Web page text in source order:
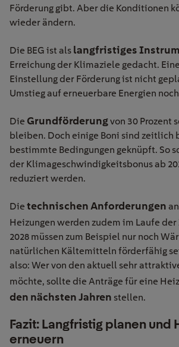
Förderung gibt. Aber die Konditionen
wieder ändern.
Die BEG ist als langfristiges
Erreichung der Klimaziele gedacht.
Einstellung der Förderung ist nicht
Umstieg auf erneuerbare Energien
Die Grundförderungvon 30 Prozent
bleiben. Doch einige Boni sind zeitlich
bestimmte Bedingungen geknüpft. So
der Klimageschwindigkeitsbonus ab
reduziert werden.
Die technischen Anforderungen
Heizungen werden zudem im Laufe der
2028 müssen zum Beispiel nur noch
natürlichen Kältemitteln förderfähig
also: Wer von den aktuell sehr
möchte, sollte die Anträge für eine
den nächsten Jahren stellen.
Fazit: Langfristig planen und
erneuern